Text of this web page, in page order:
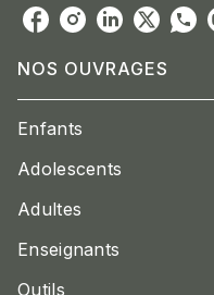
NOS OUVRAGES
Enfants
Adolescents
Adultes
Enseignants
Outils